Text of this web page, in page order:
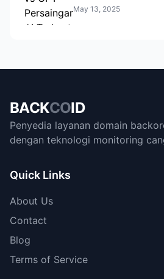
May 13, 2025
BACKCOID
Penyedia layanan domain
dengan teknologi monitoring
Quick Links
About Us
Contact
Blog
Terms of Service